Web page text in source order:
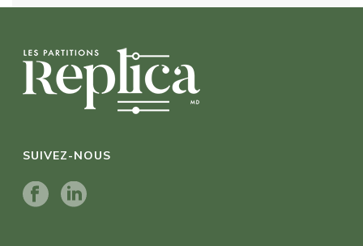
SUIVEZ-NOUS